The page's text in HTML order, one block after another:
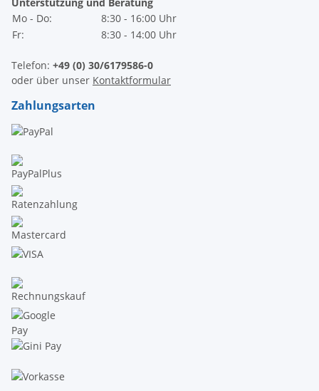
Mo - Do:
8:30 - 16:00 Uhr
Fr:
8:30 - 14:00 Uhr
Telefon: +49 (0) 30/6179586-0
oder über unser Kontaktformular
Zahlungsarten